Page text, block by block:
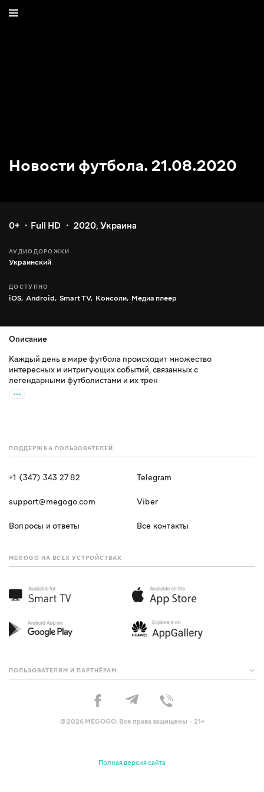
Новости футбола. 21.08.2020
0+ Full HD 2020, Украина
АУДИОДОРОЖКИ
Украинский
ДОСТУПНО
iOS, Android, Smart TV, Консоли, Медиа плеер
Описание
Каждый день в мире футбола происходит множество
интересных и интригующих событий, связанных с
легендарными футболистами и их трен
ПОДДЕРЖКА ПОЛЬЗОВАТЕЛЕЙ
+1 (347) 343 27 82
support@megogo.com
Вопросы и ответы
Telegram
Viber
Все контакты
MEGOGO НА ВСЕХ УСТРОЙСТВАХ
ПОЛЬЗОВАТЕЛЯМ И ПАРТНЁРАМ
© 2026 MEGOGO. Все права защищены · 21+
Полная версия сайта